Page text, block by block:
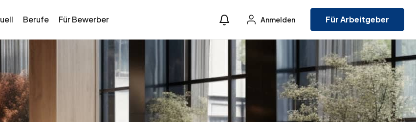
Berufe Für Bewerber Anmelden Für Arbeitgeber